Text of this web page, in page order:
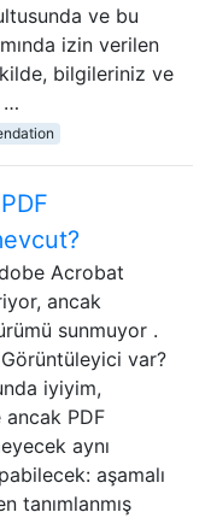
ve bu
izin verilen
bilgileriniz ve
…
Acrobat
ancak
sunmuyor .
var?
iyiyim,
PDF
aynı
aşamalı
tanımlanmış